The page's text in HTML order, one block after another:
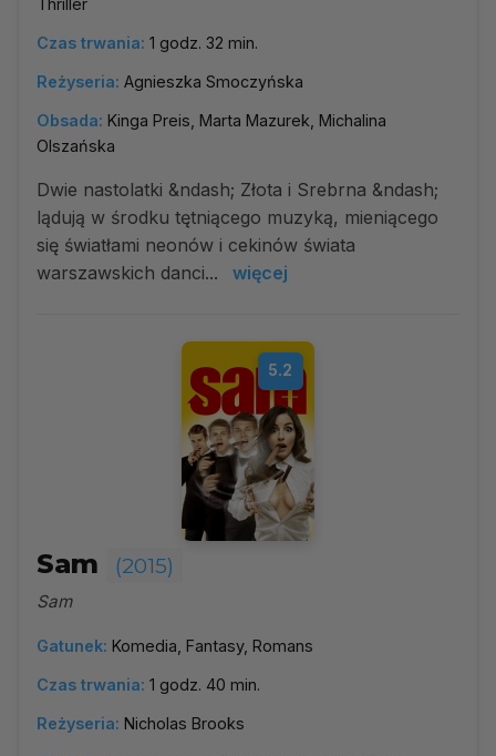
Thriller
Czas trwania: 1 godz. 32 min.
Reżyseria: Agnieszka Smoczyńska
Obsada: Kinga Preis, Marta Mazurek, Michalina
Olszańska
Dwie nastolatki &ndash; Złota i Srebrna &ndash;
lądują w środku tętniącego muzyką, mieniącego
się światłami neonów i cekinów świata
warszawskich danci...
więcej
5.2
Sam (2015)
Sam
Gatunek: Komedia, Fantasy, Romans
Czas trwania: 1 godz. 40 min.
Reżyseria: Nicholas Brooks